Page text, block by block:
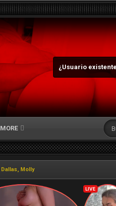
¿Usuario
MORE
Dallas, Molly